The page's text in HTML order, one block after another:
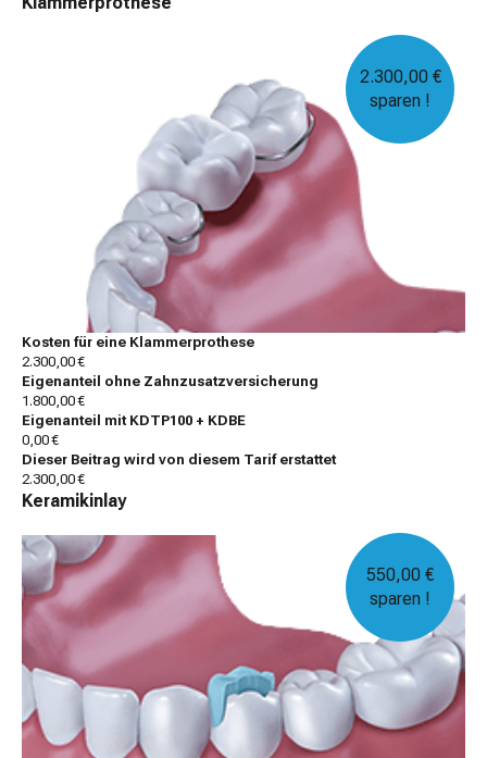
2.300,00 €
sparen !
Kosten für eine Klammerprothese
2.300,00 €
Eigenanteil ohne Zahnzusatzversicherung
1.800,00 €
Eigenanteil mit KDTP100 + KDBE
0,00 €
Dieser Beitrag wird von diesem Tarif erstattet
2.300,00 €
Keramikinlay
550,00 €
sparen !